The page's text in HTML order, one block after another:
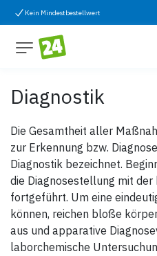
Zum Inhalt springen
Kein Mindestbestellwert
Diagnostik
Die Gesamtheit aller
zur Erkennung bzw.
Diagnostik bezeichnet.
die Diagnosestellung mit
fortgeführt. Um eine
können, reichen bloße
aus und apparative
laborchemische